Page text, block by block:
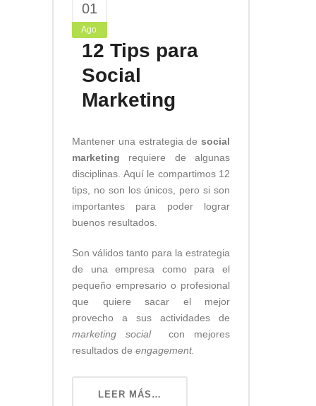
01
Ago
12 Tips para
Social
Marketing
Mantener una estrategia de social
marketing requiere de algunas
disciplinas. Aquí le compartimos 12
tips, no son los únicos, pero si son
importantes para poder lograr
buenos resultados.
Son válidos tanto para la estrategia
de una empresa como para el
pequeño empresario o profesional
que quiere sacar el mejor
provecho a sus actividades de
marketing socialcon mejores
resultados de engagement.
LEER MÁS…